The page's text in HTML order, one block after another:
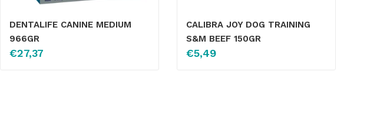
DENTALIFE CANINE MEDIUM
966GR
€27,37
CALIBRA JOY DOG TRAINING
S&M BEEF 150GR
€5,49